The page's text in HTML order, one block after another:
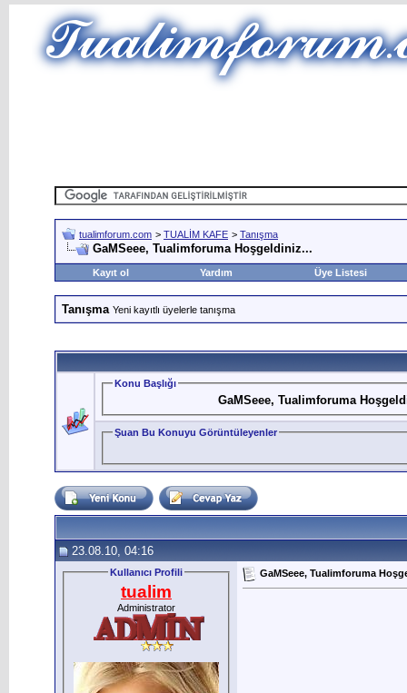
tualimforum.com > TUALİM KAFE > Tanışma
GaMSeee, Tualimforuma Hoşgeldiniz...
Kayıt ol Yardım Üye Listesi
Tanışma Yeni kayıtlı üyelerle tanışma
Konu Başlığı
GaMSeee, Tualimforuma
Şuan Bu Konuyu Görüntüleyenler
23.08.10, 04:16
Kullanıcı Profili
tualim
Administrator
GaMSeee, Tualimforuma